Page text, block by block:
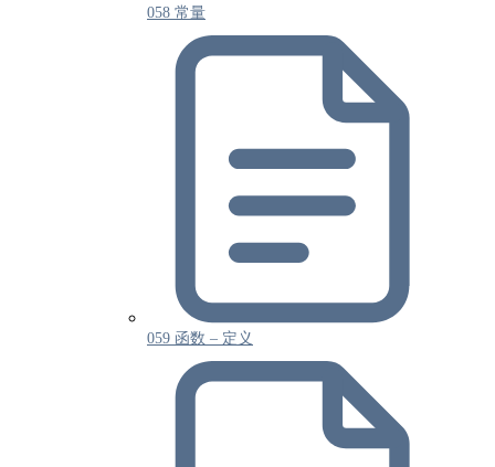
058 常量
059 函数 – 定义